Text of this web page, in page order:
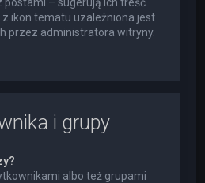
– sugerują ich treść.
ikon tematu uzależniona jest
przez administratora witryny.
i grupy
albo też grupami